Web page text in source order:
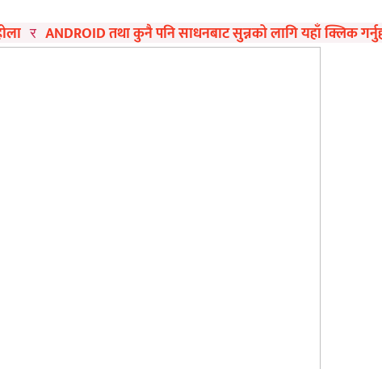
र ANDROID तथा कुनै पनि साधनबाट सुन्नको लागि यहाँ क्लिक